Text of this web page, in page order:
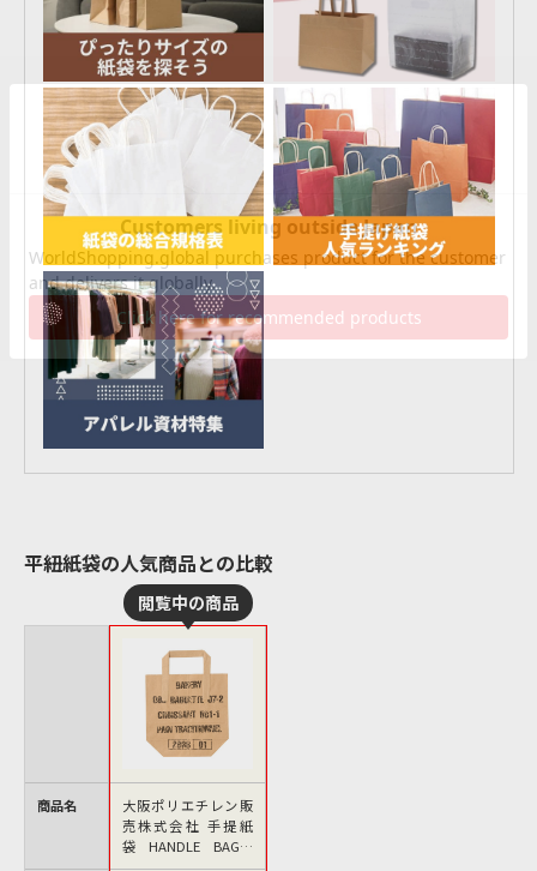
平紐紙袋の人気商品との比較
商品名
大阪ポリエチレン販
売株式会社 手提紙
袋 HANDLE BAG
S ベーカリーC No.4